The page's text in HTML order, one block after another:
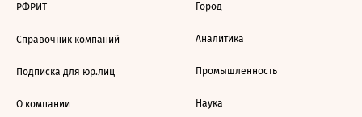
РФРИТ
Справочник компаний
Подписка для юр.лиц
О компании
Город
Аналитика
Промышленность
Наука